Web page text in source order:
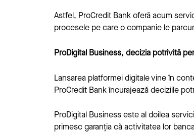
Astfel, ProCredit Bank oferă acum
procesele pe care o companie le
ProDigital Business, decizia potrivită
Lansarea platformei digitale vine în
ProCredit Bank încurajează deciziile
ProDigital Businesseste al doilea
primesc garanția că activitatea lor